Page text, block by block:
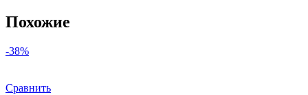
Похожие
-38%
Сравнить